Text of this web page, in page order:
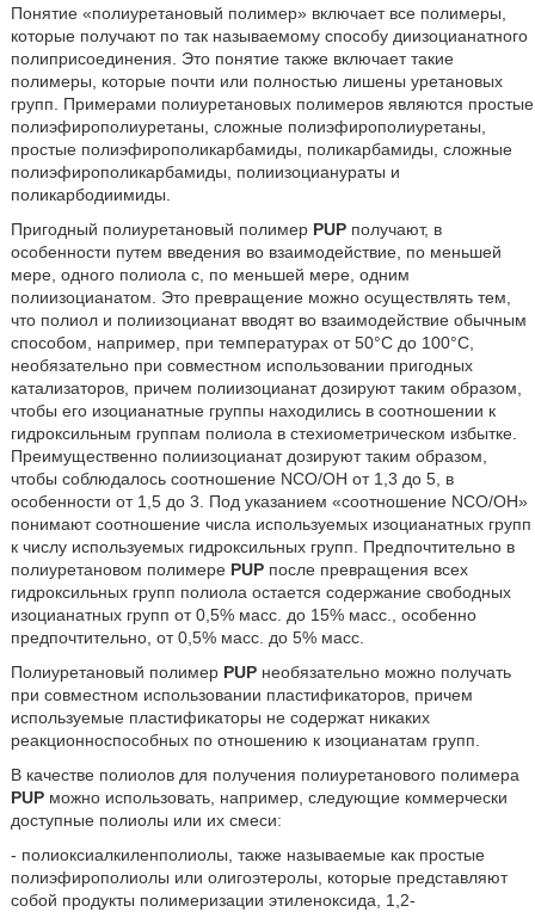
Понятие «полиуретановый полимер» включает все полимеры,
которые получают по так называемому способу диизоцианатного
полиприсоединения. Это понятие также включает такие
полимеры, которые почти или полностью лишены уретановых
групп. Примерами полиуретановых полимеров являются простые
полиэфирополиуретаны, сложные полиэфирополиуретаны,
простые полиэфирополикарбамиды, поликарбамиды, сложные
полиэфирополикарбамиды, полиизоцианураты и
поликарбодиимиды.
Пригодный полиуретановый полимер PUPполучают, в
особенности путем введения во взаимодействие, по меньшей
мере, одного полиола с, по меньшей мере, одним
полиизоцианатом. Это превращение можно осуществлять тем,
что полиол и полиизоцианат вводят во взаимодействие обычным
способом, например, при температурах от 50°С до 100°С,
необязательно при совместном использовании пригодных
катализаторов, причем полиизоцианат дозируют таким образом,
чтобы его изоцианатные группы находились в соотношении к
гидроксильным группам полиола в стехиометрическом избытке.
Преимущественно полиизоцианат дозируют таким образом,
чтобы соблюдалось соотношение NCO/OH от 1,3 до 5, в
особенности от 1,5 до 3. Под указанием «соотношение NCO/OH»
понимают соотношение числа используемых изоцианатных групп
к числу используемых гидроксильных групп. Предпочтительно в
полиуретановом полимере PUPпосле превращения всех
гидроксильных групп полиола остается содержание свободных
изоцианатных групп от 0,5% масс. до 15% масс., особенно
предпочтительно, от 0,5% масс. до 5% масс.
Полиуретановый полимер PUPнеобязательно можно получать
при совместном использовании пластификаторов, причем
используемые пластификаторы не содержат никаких
реакционноспособных по отношению к изоцианатам групп.
В качестве полиолов для получения полиуретанового полимера
PUPможно использовать, например, следующие коммерчески
доступные полиолы или их смеси:
- полиоксиалкиленполиолы, также называемые как простые
полиэфирополиолы или олигоэтеролы, которые представляют
собой продукты полимеризации этиленоксида, 1,2-